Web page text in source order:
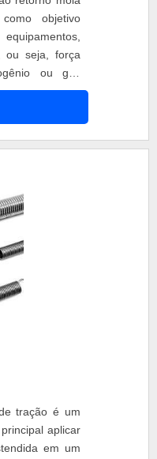
equipe
sua essência
objetivo
ou seja, força
ou gás
equipamento
industriais e
da empresa,
aplicar
em um